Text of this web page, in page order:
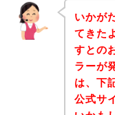
いかが
てきた
すとの
ラーが
は、下
公式サ